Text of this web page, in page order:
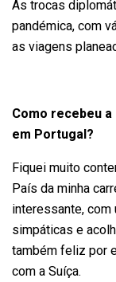
As trocas
pandémica, com
as viagens
Como recebeu
em Portugal?
Fiquei muito
País da minha
interessante,
simpáticas e
também feliz por
com a Suíça.